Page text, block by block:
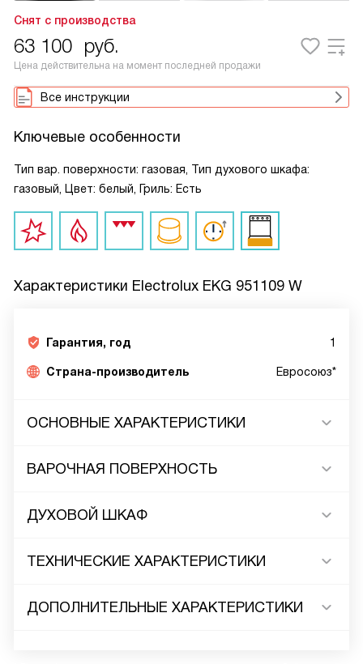
Снят с производства
63 100 руб.
Цена действительна на момент последней продажи
Все инструкции
Ключевые особенности
Тип вар. поверхности: газовая, Тип духового шкафа:
газовый, Цвет: белый, Гриль: Есть
Характеристики Electrolux EKG 951109 W
Гарантия, год 1
Страна-производитель Евросоюз*
ОСНОВНЫЕ ХАРАКТЕРИСТИКИ
ВАРОЧНАЯ ПОВЕРХНОСТЬ
ДУХОВОЙ ШКАФ
ТЕХНИЧЕСКИЕ ХАРАКТЕРИСТИКИ
ДОПОЛНИТЕЛЬНЫЕ ХАРАКТЕРИСТИКИ